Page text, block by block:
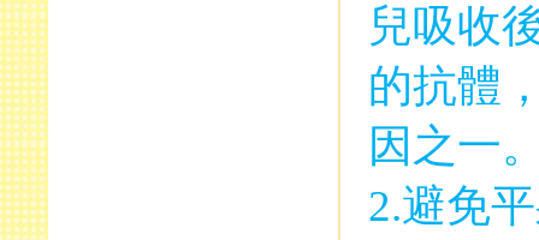
兒吸收
的抗體
因之一
2.避免